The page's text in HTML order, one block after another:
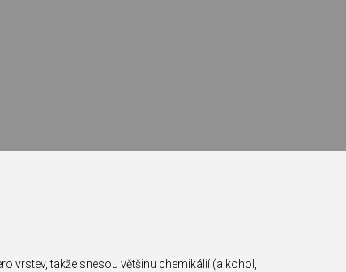
vrstev, takže snesou většinu chemikálií (alkohol,